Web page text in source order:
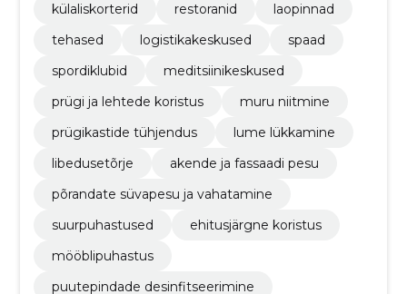
külaliskorterid
restoranid
laopinnad
tehased
logistikakeskused
spaad
spordiklubid
meditsiinikeskused
prügi ja lehtede koristus
muru niitmine
prügikastide tühjendus
lume lükkamine
libedusetõrje
akende ja fassaadi pesu
põrandate süvapesu ja vahatamine
suurpuhastused
ehitusjärgne koristus
mööblipuhastus
puutepindade desinfitseerimine